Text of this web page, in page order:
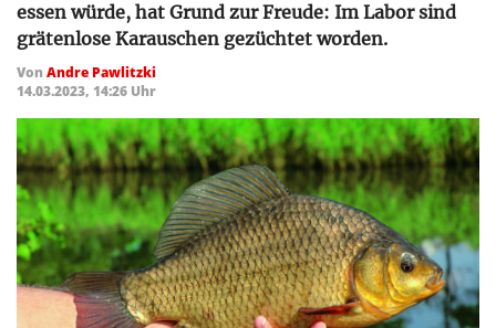
essen würde, hat Grund zur Freude: Im Labor sind
grätenlose Karauschen gezüchtet worden.
VonAndre Pawlitzki
14.03.2023, 14:26 Uhr